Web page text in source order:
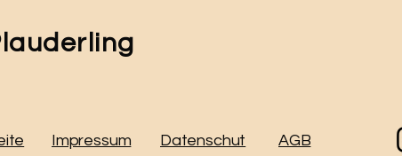
Impressum
Datenschut
AGB